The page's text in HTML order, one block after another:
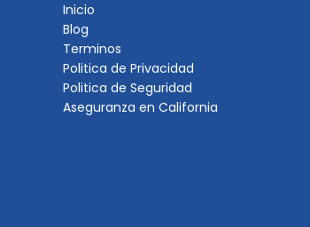
Inicio
Blog
Terminos
Politica de Privacidad
Politica de Seguridad
Aseguranza en California